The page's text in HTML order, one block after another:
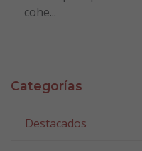
cohe...
Categorías
Destacados